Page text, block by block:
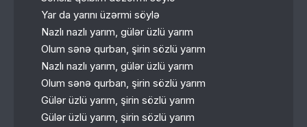
Yar da yarını üzərmi söylə
Nazlı nazlı yarım, gülər üzlü yarım
Olum sənə qurban, şirin sözlü yarım
Nazlı nazlı yarım, gülər üzlü yarım
Olum sənə qurban, şirin sözlü yarım
Gülər üzlü yarım, şirin sözlü yarım
Gülər üzlü yarım, şirin sözlü yarım